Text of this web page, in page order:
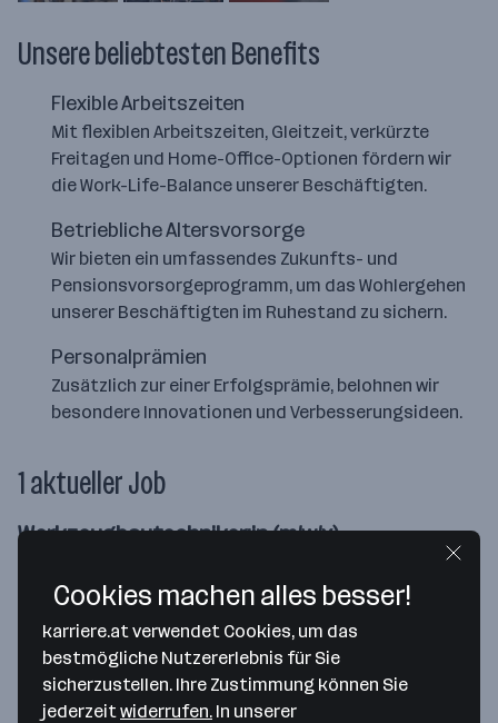
Unsere beliebtesten Benefits
Flexible Arbeitszeiten
Mit flexiblen Arbeitszeiten, Gleitzeit, verkürzte
Freitagen und Home-Office-Optionen fördern wir
die Work-Life-Balance unserer Beschäftigten.
Betriebliche Altersvorsorge
Wir bieten ein umfassendes Zukunfts- und
Pensionsvorsorgeprogramm, um das Wohlergehen
unserer Beschäftigten im Ruhestand zu sichern.
Personalprämien
Zusätzlich zur einer Erfolgsprämie, belohnen wir
besondere Innovationen und Verbesserungsideen.
1 aktueller Job
Werkzeugbautechniker:in (m/w/x)
vor 4 Tagen veröffentlicht
Dietach
ab 3.001,51 € monatlich
Merken
Cookies machen alles besser!
karriere.at verwendet Cookies, um das
bestmögliche Nutzererlebnis für Sie
sicherzustellen. Ihre Zustimmung können Sie
jederzeit widerrufen. In unserer